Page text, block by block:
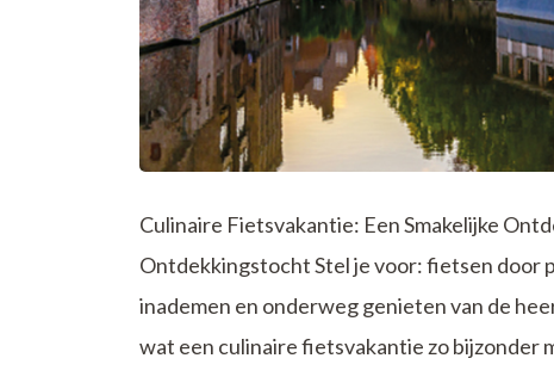
Culinaire Fietsvakantie: Een Smakelijke
Ontdekkingstocht Stel je voor: fietsen door
inademen en onderweg genieten van de
wat een culinaire fietsvakantie zo bijzonder